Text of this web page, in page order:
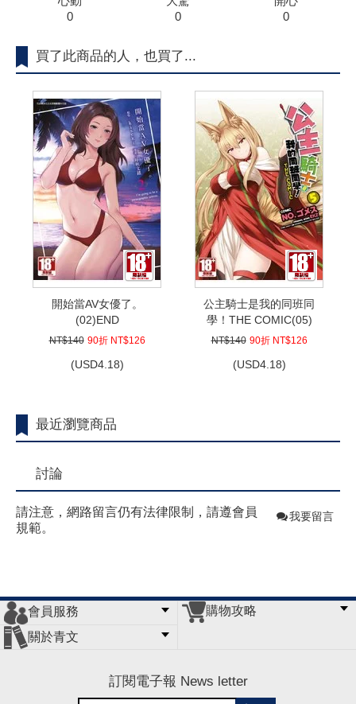
0
0
0
買了此商品的人，也買了...
開始當AV女優了。
(02)END
NT$140 90折 NT$126
(USD4.18)
公主騎士是我的同班同
學！THE COMIC(05)
NT$140 90折 NT$126
(USD4.18)
最近瀏覽商品
討論
請注意，網路留言仍有法律限制，請遵會員
規範。
我要留言
會員服務
會員辦法
客服信箱
隱私條款
網站導覽
購物攻略
關於青文
訂閱電子報 News letter